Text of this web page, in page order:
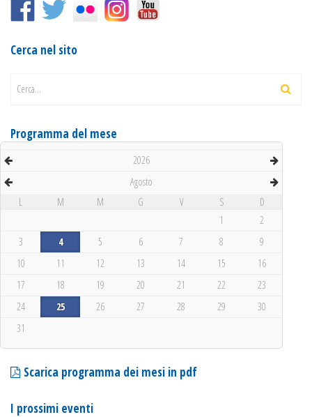
Cerca nel sito
Cerca...
Programma del mese
2026
Agosto
L
M M G V S
D
1
2
3
4 5 6 7 8
9
10
11 12 13 14 15
16
17
18 19 20 21 22
23
24
25 26 27 28 29
30
31
Scarica programma dei mesi in pdf
I prossimi eventi